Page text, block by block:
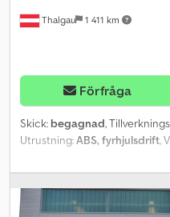
Thalgau 1 411 km
Förfråga
Skick: begagnad,
Utrustning:ABS, fyrhjulsdrift,
vidare, man måste reparera
Dsdpfeyd T H Rex Acaskr